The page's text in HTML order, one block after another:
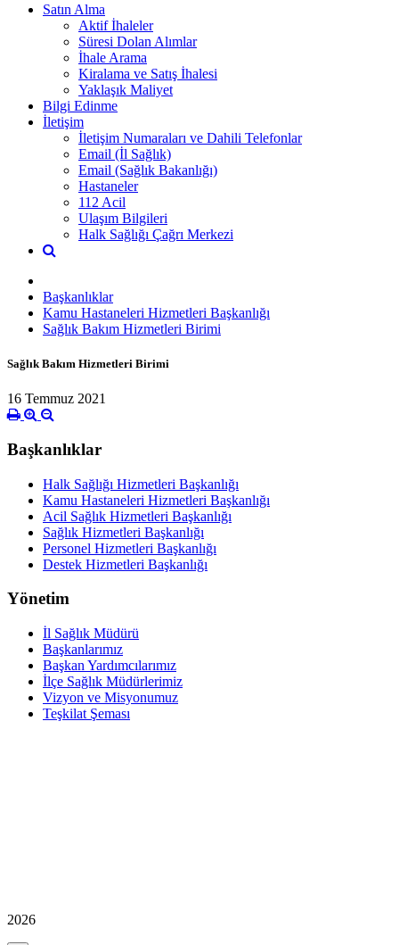
Satın Alma
Aktif İhaleler
Süresi Dolan Alımlar
İhale Arama
Kiralama ve Satış İhalesi
Yaklaşık Maliyet
Bilgi Edinme
İletişim
İletişim Numaraları ve Dahili Telefonlar
Email (İl Sağlık)
Email (Sağlık Bakanlığı)
Hastaneler
112 Acil
Ulaşım Bilgileri
Halk Sağlığı Çağrı Merkezi
Başkanlıklar
Kamu Hastaneleri Hizmetleri Başkanlığı
Sağlık Bakım Hizmetleri Birimi
Sağlık Bakım Hizmetleri Birimi
16 Temmuz 2021
Başkanlıklar
Halk Sağlığı Hizmetleri Başkanlığı
Kamu Hastaneleri Hizmetleri Başkanlığı
Acil Sağlık Hizmetleri Başkanlığı
Sağlık Hizmetleri Başkanlığı
Personel Hizmetleri Başkanlığı
Destek Hizmetleri Başkanlığı
Yönetim
İl Sağlık Müdürü
Başkanlarımız
Başkan Yardımcılarımız
İlçe Sağlık Müdürlerimiz
Vizyon ve Misyonumuz
Teşkilat Şeması
2026